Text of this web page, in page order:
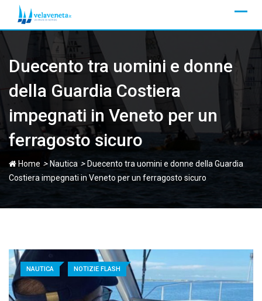
content
Duecento tra uomini e donne
della Guardia Costiera
impegnati in Veneto per un
ferragosto sicuro
Home > Nautica > Duecento tra uomini e donne della Guardia
Costiera impegnati in Veneto per un ferragosto sicuro
NAUTICA NOTIZIE FLASH